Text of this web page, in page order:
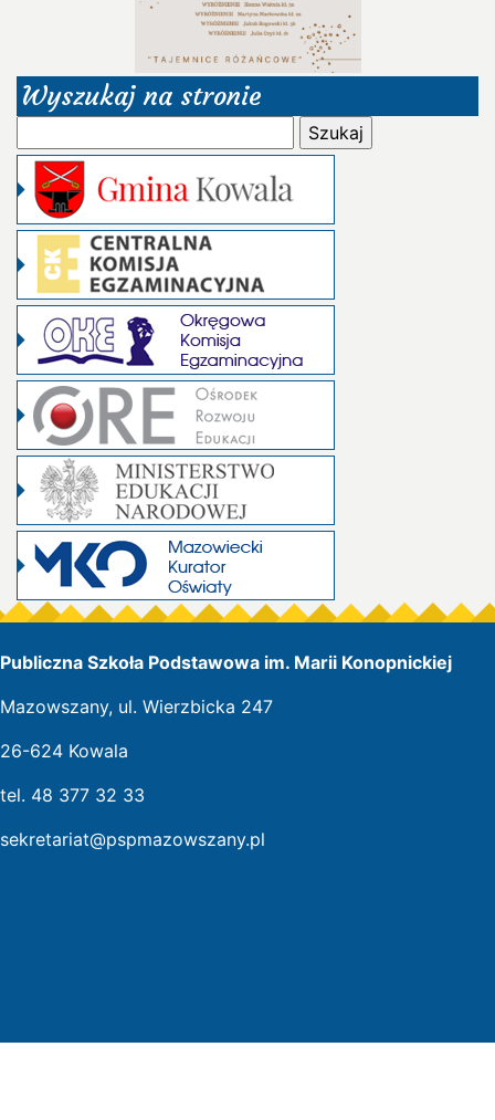
Wyszukaj na stronie
Publiczna Szkoła Podstawowa im. Marii Konopnickiej
Mazowszany, ul. Wierzbicka 247
26-624 Kowala
tel. 48 377 32 33
sekretariat@pspmazowszany.pl